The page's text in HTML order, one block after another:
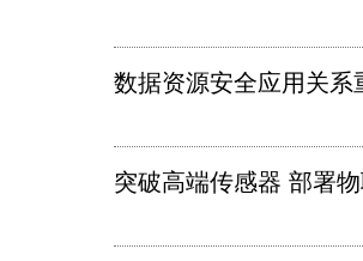
数据资源安全应用关系
突破高端传感器 部署